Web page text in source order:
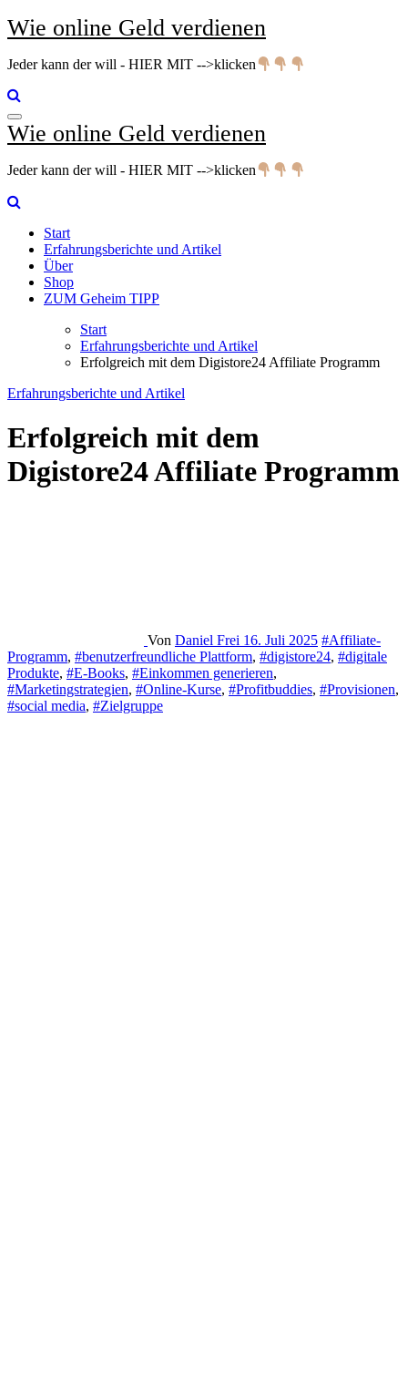
Zum
Inhalt
Wie online Geld verdienen
Jeder kann der will - HIER MIT -->klicken
Wie online Geld verdienen
Jeder kann der will - HIER MIT -->klicken
Start
Erfahrungsberichte und Artikel
Über
Shop
ZUM Geheim TIPP
Start
Erfahrungsberichte und Artikel
Erfolgreich mit dem Digistore24 Affiliate Programm
Erfahrungsberichte und Artikel
Erfolgreich mit dem
Digistore24 Affiliate Programm
Von Daniel Frei 16. Juli 2025 #Affiliate-
Programm, #benutzerfreundliche Plattform, #digistore24, #digitale
Produkte, #E-Books, #Einkommen generieren,
#Marketingstrategien, #Online-Kurse, #Profitbuddies, #Provisionen,
#social media, #Zielgruppe